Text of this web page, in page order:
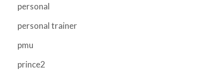
personal
personal trainer
pmu
prince2